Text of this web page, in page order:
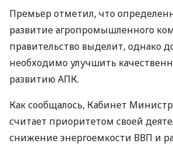
Премьер отметил, что
развитие агропромышленного
правительство выделит, однако
необходимо улучшить
развитию АПК.
Как сообщалось, Кабинет
считает приоритетом своей
снижение энергоемкости ВВП и